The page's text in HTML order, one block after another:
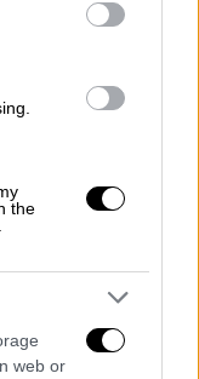
the
web or
γιατί
τόνισε.